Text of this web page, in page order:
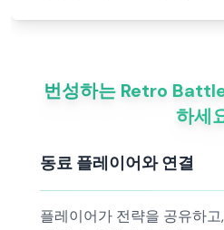
번성하는 Retro
하세
동료 플레이어와 연결
플레이어가 전략을 공유하